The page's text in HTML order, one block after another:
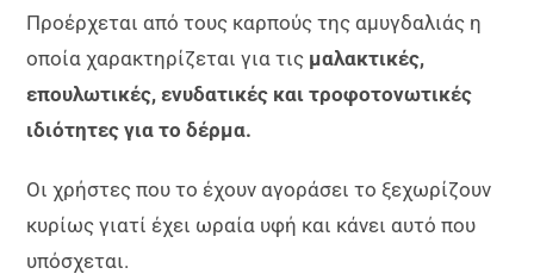
Προέρχεται από τους καρπούς της αμυγδαλιάς η
οποία χαρακτηρίζεται για τις μαλακτικές,
επουλωτικές, ενυδατικές και τροφοτονωτικές
ιδιότητες για το δέρμα.
Οι χρήστες που το έχουν αγοράσει το ξεχωρίζουν
κυρίως γιατί έχει ωραία υφή και κάνει αυτό που
υπόσχεται.